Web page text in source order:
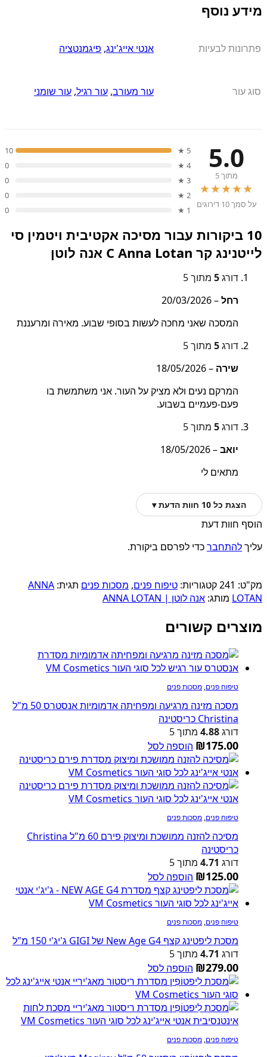
מידע נוסף
פתרונות לבעיות אנטי אייג'ינג, פיגמנטציה
סוג עור עור מעורב, עור רגיל, עור שומני
5.0
מתוך 5
★★★★★
על סמך 10 דירוגים
5 ★
10
4 ★
0
3 ★
0
2 ★
0
1 ★
0
10 ביקורות עבור
מסיכה אקטיבית ויטמין סי
לייטנינג קר C Anna Lotan אנה לוטן
דורג5 מתוך 5
רחל–
20/03/2026
המסכה שאני מחכה לעשות בסופי שבוע. מאירה ומרעננת
דורג5 מתוך 5
שירה –
18/05/2026
המרקם נעים ולא מציק על העור. אני משתמשת בו
פעם-פעמיים בשבוע.
דורג5 מתוך 5
יואב–
18/05/2026
מתאים לי
הצגת כל 10 חוות הדעת ▾
הוסף חוות דעת
עליךלהתחברכדי לפרסם ביקורת.
מק"ט: 241קטגוריות: טיפוח פנים, מסכות פנים תגית: ANNA
LOTAN מותג: אנה לוטן | ANNA LOTAN
מוצרים קשורים
טיפוח פנים, מסכות פנים
מסכה מזינה מרגיעה ומפחיתה אדמומיות אנסטרס 50 מ"ל
Christina כריסטינה
דורג4.88 מתוך 5
₪175.00 הוספה לסל
טיפוח פנים, מסכות פנים
מסיכה להזנה ממושכת ומיצוק פירם 60 מ"ל Christina
כריסטינה
דורג 4.71 מתוך 5
₪125.00 הוספה לסל
טיפוח פנים, מסכות פנים
מסכת ליפטינג קצף New Age G4 של GIGI ג'יג'י 150 מ"ל
דורג 4.71 מתוך 5
₪279.00 הוספה לסל
טיפוח פנים, מסכות פנים